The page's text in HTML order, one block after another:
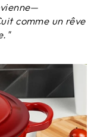
comme un rêve